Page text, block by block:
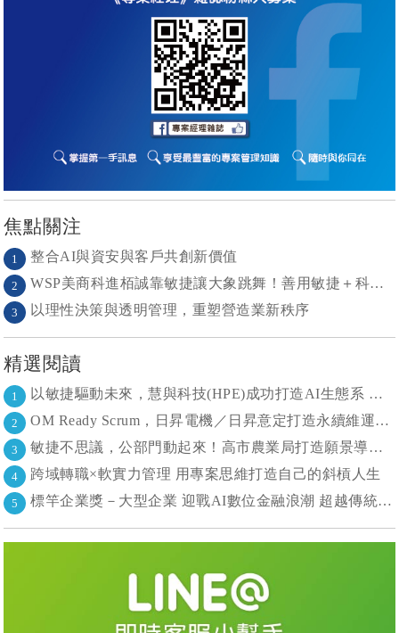
焦點關注
1 整合AI與資安與客戶共創新價值
2 WSP美商科進栢誠靠敏捷讓大象跳舞！善用敏捷＋科技力， 大型工程也能快速迭代
3 以理性決策與透明管理，重塑營造業新秩序
精選閱讀
1 以敏捷驅動未來，慧與科技(HPE)成功打造AI生態系 大型敏捷(LeSS)海納百川，讓複雜變簡單
2 OM Ready Scrum，日昇電機／日昇意定打造永續維運新典範
3 敏捷不思議，公部門動起來！高市農業局打造願景導向的社區敏捷自組織
4 跨域轉職×軟實力管理 用專案思維打造自己的斜槓人生
5 標竿企業獎－大型企業 迎戰AI數位金融浪潮 超越傳統的組織再定義